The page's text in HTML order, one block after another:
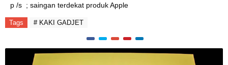
p /s ; saingan terdekat produk Apple
Tags # KAKI GADJET